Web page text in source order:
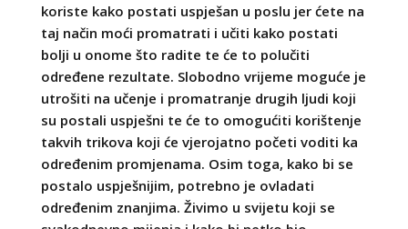
koriste kako postati uspješan u poslu jer ćete na
taj način moći promatrati i učiti kako postati
bolji u onome što radite te će to polučiti
određene rezultate. Slobodno vrijeme moguće je
utrošiti na učenje i promatranje drugih ljudi koji
su postali uspješni te će to omogućiti korištenje
takvih trikova koji će vjerojatno početi voditi ka
određenim promjenama. Osim toga, kako bi se
postalo uspješnijim, potrebno je ovladati
određenim znanjima. Živimo u svijetu koji se